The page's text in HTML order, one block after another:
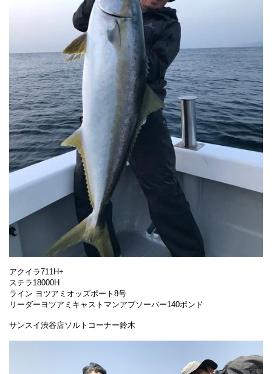
アクイラ711H+
ステラ18000H
ライン ヨツアミオッズポート8号
リーダーヨツアミキャストマンアブソーバー140ポンド
サンスイ渋谷店ソルトコーナー鈴木